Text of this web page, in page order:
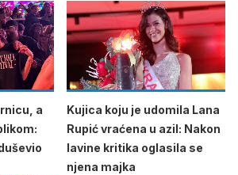
a
Kujica koju je udomila Lana
Rupić vraćena u azil: Nakon
lavine kritika oglasila se
njena majka